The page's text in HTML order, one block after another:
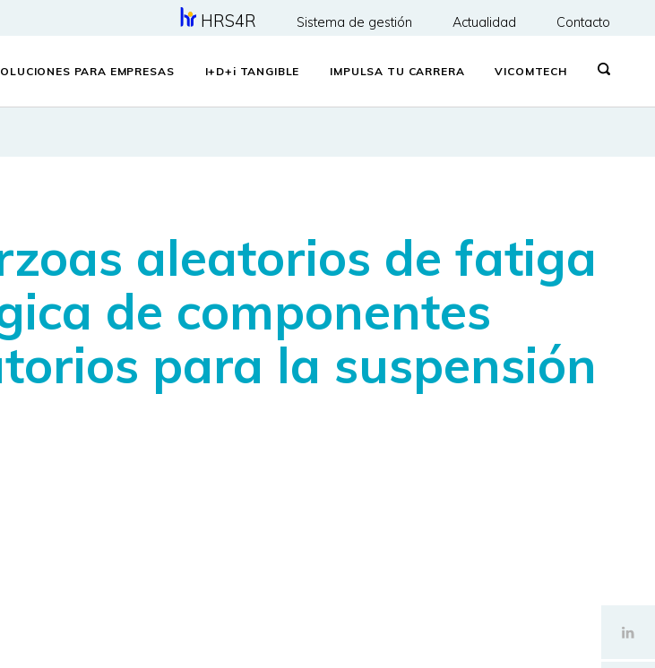
HRS4R Sistema de gestión Actualidad Contacto
PARA EMPRESAS I+D+ i TANGIBLE IMPULSA TU CARRERA VICOMTECH
aleatorios de fatiga
de componentes
para la suspensión